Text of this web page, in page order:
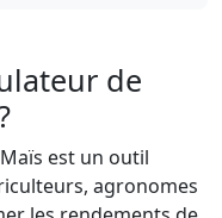
de
est un outil
agronomes